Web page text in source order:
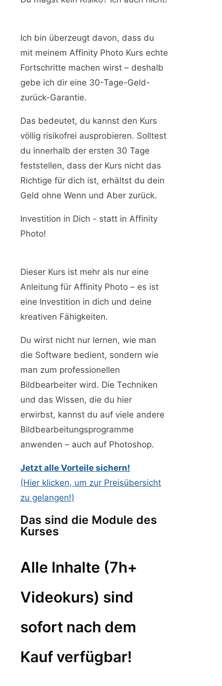
Ich bin überzeugt davon, dass du
mit meinem Affinity Photo Kurs echte
Fortschritte machen wirst – deshalb
gebe ich dir eine 30-Tage-Geld-
zurück-Garantie.
Das bedeutet, du kannst den Kurs
völlig risikofrei ausprobieren. Solltest
du innerhalb der ersten 30 Tage
feststellen, dass der Kurs nicht das
Richtige für dich ist, erhältst du dein
Geld ohne Wenn und Aber zurück.
Investition in Dich - statt in Affinity
Photo!
Dieser Kurs ist mehr als nur eine
Anleitung für Affinity Photo – es ist
eine Investition in dich und deine
kreativen Fähigkeiten.
Du wirst nicht nur lernen, wie man
die Software bedient, sondern wie
man zum professionellen
Bildbearbeiter wird. Die Techniken
und das Wissen, die du hier
erwirbst, kannst du auf viele andere
Bildbearbeitungsprogramme
anwenden – auch auf Photoshop.
Jetzt alle Vorteile sichern!
(Hier klicken, um zur Preisübersicht
zu gelangen!)
Das sind die Module des
Kurses
Alle Inhalte (7h+
Videokurs) sind
sofort nach dem
Kauf verfügbar!